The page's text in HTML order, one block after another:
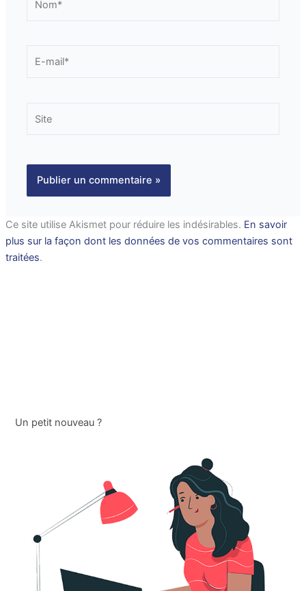
mail*
Ce site utilise Akismet pour réduire les indésirables. En savoir
plus sur la façon dont les données de vos commentaires sont
traitées.
Un petit nouveau ?